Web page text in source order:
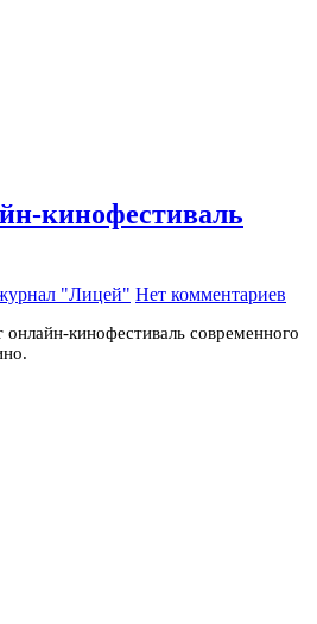
кинофестиваль
"Лицей" Нет комментариев
кинофестиваль современного